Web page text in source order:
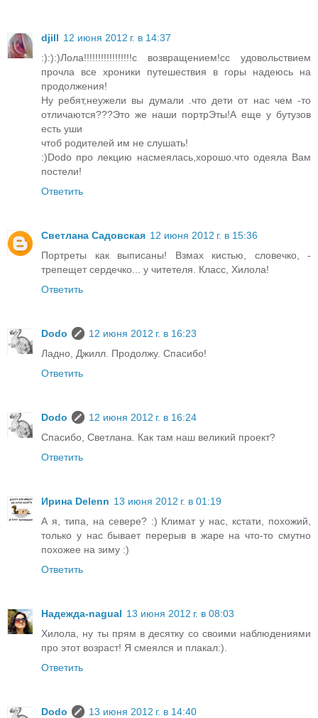
djill 12 июня 2012 г. в 14:37
:):):)Лола!!!!!!!!!!!!!!!!!с возвращением!сс удовольствием
прочла все хроники путешествия в горы надеюсь на
продолжения!
Ну ребят,неужели вы думали .что дети от нас чем -то
отличаются???Это же наши портрЭты!А еще у бутузов
есть уши
чтоб родителей им не слушать!
:)Dodo про лекцию насмеялась,хорошо.что одеяла Вам
постели!
Ответить
Светлана Садовская 12 июня 2012 г. в 15:36
Портреты как выписаны! Взмах кистью, словечко, -
трепещет сердечко... у читетеля. Класс, Хилола!
Ответить
Dodo
12 июня 2012 г. в 16:23
Ладно, Джилл. Продолжу. Спасибо!
Ответить
Dodo
12 июня 2012 г. в 16:24
Спасибо, Светлана. Как там наш великий проект?
Ответить
Ирина Delenn 13 июня 2012 г. в 01:19
А я, типа, на севере? :) Климат у нас, кстати, похожий,
только у нас бывает перерыв в жаре на что-то смутно
похожее на зиму :)
Ответить
Надежда-nagual 13 июня 2012 г. в 08:03
Хилола, ну ты прям в десятку со своими наблюдениями
про этот возраст! Я смеялся и плакал:).
Ответить
Dodo
13 июня 2012 г. в 14:40